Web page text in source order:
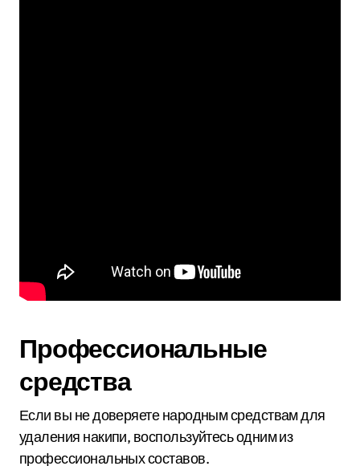
Профессиональные
средства
Если вы не доверяете народным средствам для
удаления накипи, воспользуйтесь одним из
профессиональных составов.